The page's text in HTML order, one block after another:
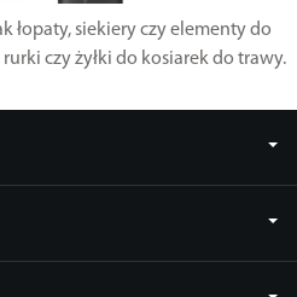
łopaty, siekiery czy elementy do
czy żyłki do kosiarek do trawy.